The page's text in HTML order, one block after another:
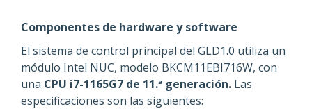
Componentes de hardware y software
El sistema de control principal del GLD1.0 utiliza un
módulo Intel NUC, modelo BKCM11EBI716W, con
una CPU i7-1165G7 de 11.ª generación. Las
especificaciones son las siguientes: